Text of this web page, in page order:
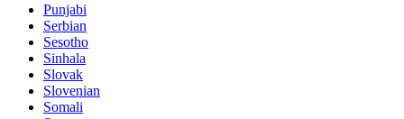
Punjabi
Serbian
Sesotho
Sinhala
Slovak
Slovenian
Somali